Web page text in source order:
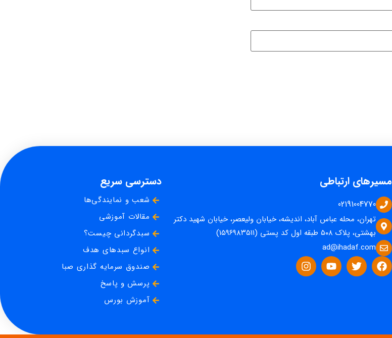
مسیرهای ارتباطی
02191004770
تهران، محله عباس آباد، اندیشه، خیابان ولیعصر، خیابان شهید دکتر
بهشتی، پلاک ۵۰۸ طبقه اول کد پستی (۱۵۹۶۹۸۳۵۱۱)
ad@ihadaf.com
دسترسی سریع
شعب و نمایندگی‌ها
مقالات آموزشی
سبدگردانی چیست؟
انواع سبدهای هدف
صندوق سرمایه گذاری صبا
پرسش و پاسخ
آموزش بورس